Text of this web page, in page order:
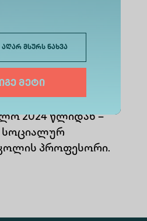
აღარ მსურს ნახვა
მეტი
ავტორი.
ალტე
თავდაპირველად
შემდეგ
ასოცირებული
2024 წლიდან –
სოციალურ
პროფესორი.